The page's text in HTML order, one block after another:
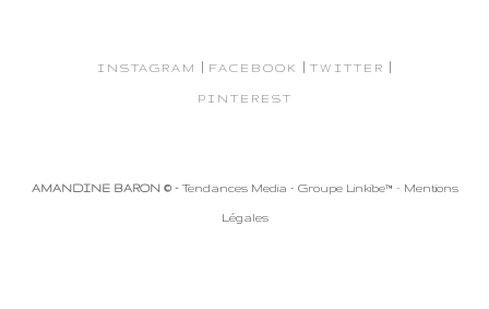
INSTAGRAM | FACEBOOK | TWITTER |
PINTEREST
AMANDINE BARON © -Tendances Media - Groupe Linkibe™ - Mentions
Légales